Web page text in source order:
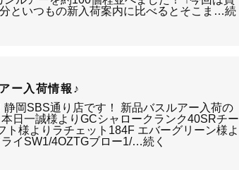
といつもの新入荷案内に比べるとそこま…続
ー入荷情報♪
静岡SBS通り店です！ 新品バスルアー入荷の
日一誠様よりGCシャロークランク40SRチー
ト様よりラチェット184F エバーグリーン様よ
イSW1/4OZTGブロー1/…続く